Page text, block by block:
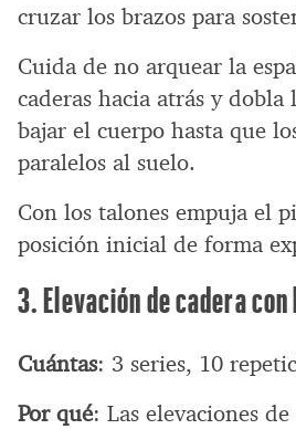
cruzar los brazos para
Cuida de no arquear la
caderas hacia atrás y dobla
bajar el cuerpo hasta que
paralelos al suelo.
Con los talones empuja el
posición inicial de forma
3. Elevación de cadera
Cuántas: 3 series, 10
Por qué: Las elevaciones